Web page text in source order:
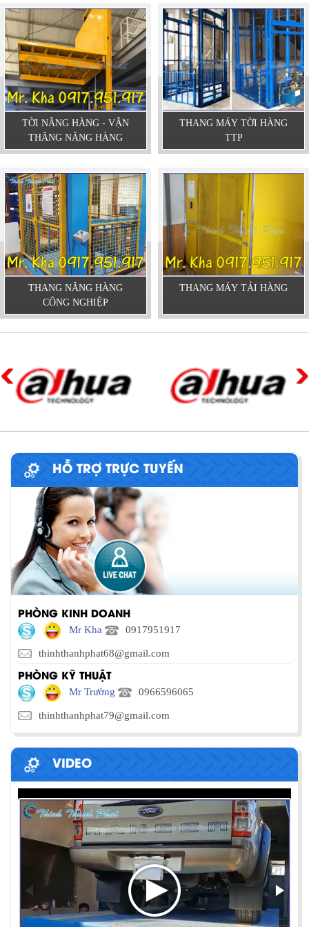
TỜI NÂNG HÀNG - VẬN
THĂNG NÂNG HÀNG
THANG MÁY TỜI HÀNG
TTP
THANG NÂNG HÀNG
CÔNG NGHIỆP
THANG MÁY TẢI HÀNG
HỖ TRỢ TRỰC TUYẾN
PHÒNG KINH DOANH
Mr Kha 0917951917
thinhthanhphat68@gmail.com
PHÒNG KỸ THUẬT
Mr Trường 0966596065
thinhthanhphat79@gmail.com
VIDEO
PHƯƠNG PHÁP ĐÓNG HÀNG LÊN
CONTAINER
Chia sẻ bí quyết và phương pháp đóng hàng lên
container một cách hiệu quả nhất